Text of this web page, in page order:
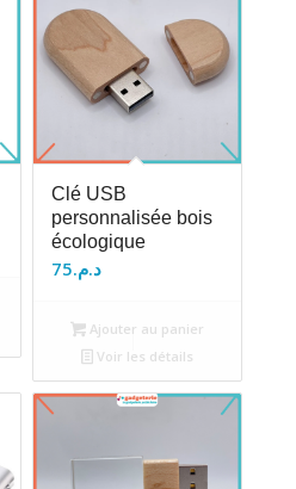
Clé USB
personnalisée bois
écologique
د.م.75
Ajouter au panier
Voir les détails